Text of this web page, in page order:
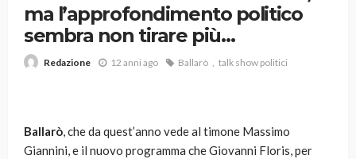
ma l’approfondimento politico
sembra non tirare più…
Redazione 12 anni ago Ballarò talk show politici
Ballarò, che da quest’anno vede al timone Massimo
Giannini, e il nuovo programma che Giovanni Floris, per